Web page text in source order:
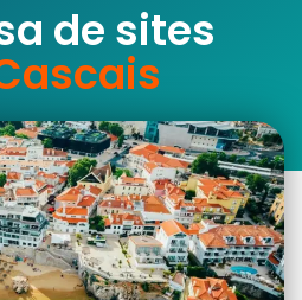
de sites